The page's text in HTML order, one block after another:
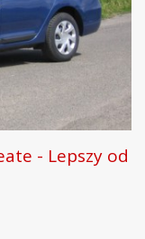
- Lepszy od